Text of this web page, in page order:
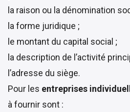
la raison ou la dénomination
la forme juridique ;
le montant du capital social ;
la description de l’activité
l’adresse du siège.
Pour les entreprises
à fournir sont :